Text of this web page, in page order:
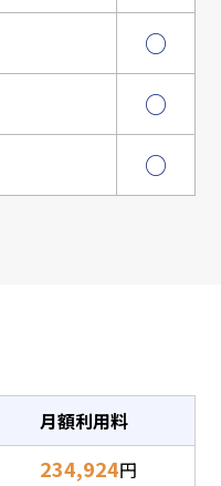
○
○
○
月額利用料
234,924円